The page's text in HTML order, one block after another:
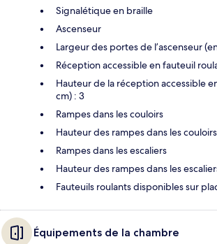
Signalétique en braille
Ascenseur
Largeur des portes de l’ascenseur
Réception accessible en fauteuil
Hauteur de la réception accessible
cm) : 3
Rampes dans les couloirs
Hauteur des rampes dans les
Rampes dans les escaliers
Hauteur des rampes dans les
Fauteuils roulants disponibles sur
Équipements de la chambre